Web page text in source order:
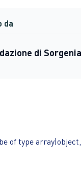
da
di Sorgenia
of type